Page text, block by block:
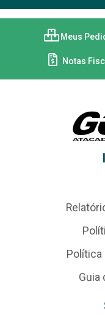
Meus
Notas
Política
Guia